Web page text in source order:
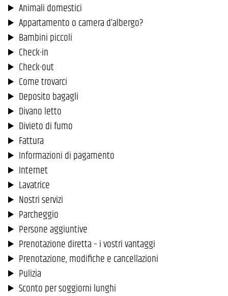
Animali domestici
Appartamento o camera d’albergo?
Bambini piccoli
Check-in
Check-out
Come trovarci
Deposito bagagli
Divano letto
Divieto di fumo
Fattura
Informazioni di pagamento
Internet
Lavatrice
Nostri servizi
Parcheggio
Persone aggiuntive
Prenotazione diretta – i vostri vantaggi
Prenotazione, modifiche e cancellazioni
Pulizia
Sconto per soggiorni lunghi